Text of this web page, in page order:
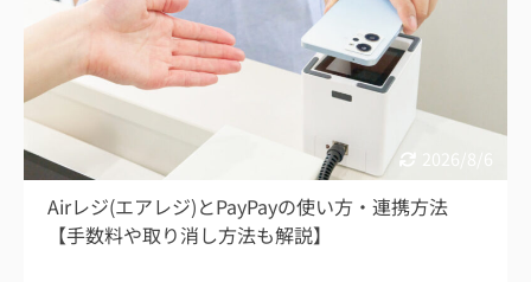
2026/8/6
Airレジ(エアレジ)とPayPayの使い方・連携方法
【手数料や取り消し方法も解説】